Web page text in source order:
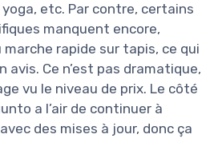
etc. Par contre, certains
manquent encore,
marche rapide sur tapis, ce qui
avis. Ce n’est pas dramatique,
vu le niveau de prix. Le côté
a l’air de continuer à
des mises à jour, donc ça